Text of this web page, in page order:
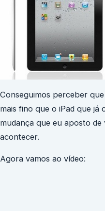
Conseguimos perceber
mais fino que o iPad que já
mudança que eu aposto de
acontecer.
Agora vamos ao vídeo: